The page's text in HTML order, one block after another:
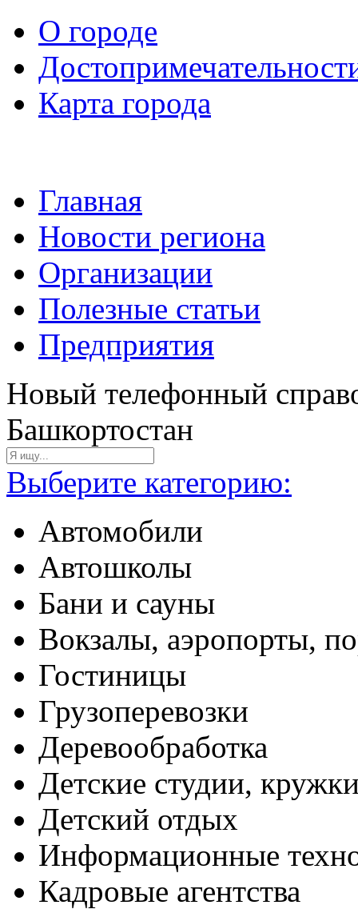
О городе
Карта города
Главная
Новости региона
Организации
Полезные статьи
Предприятия
Новый телефонный
Башкортостан
Выберите категорию:
Автомобили
Автошколы
Бани и сауны
Вокзалы, аэропорты,
Гостиницы
Грузоперевозки
Деревообработка
Детские студии,
Детский отдых
Информационные
Кадровые агентства